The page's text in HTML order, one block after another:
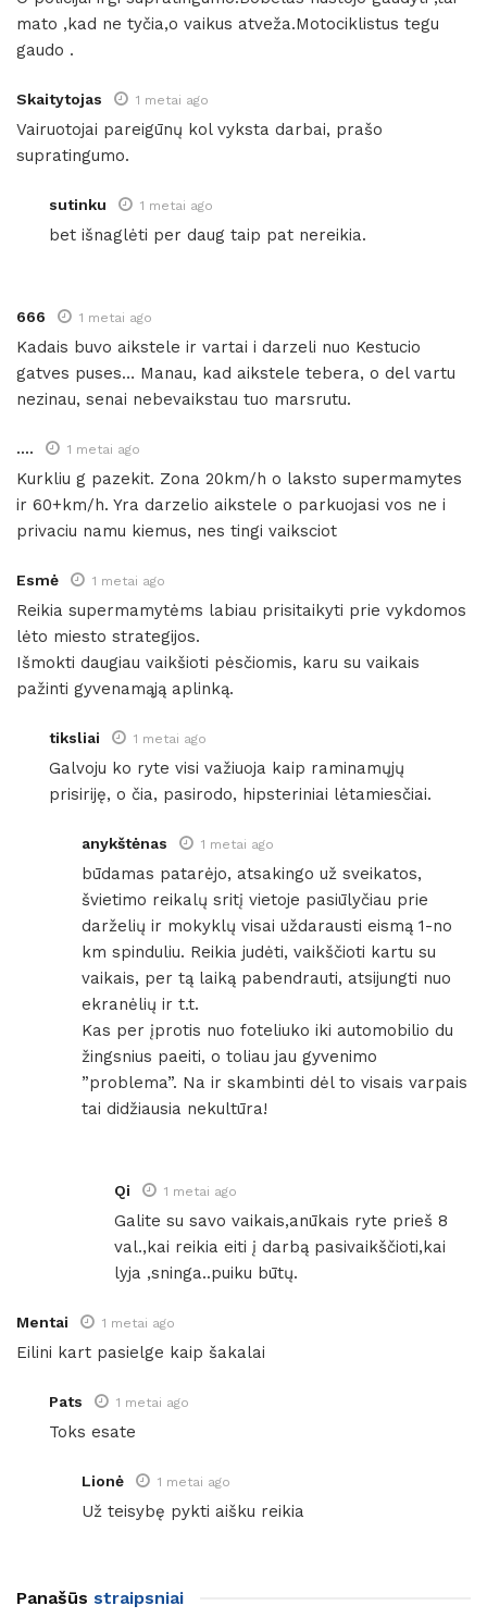
mato ,kad ne tyčia,o vaikus atveža.Motociklistus tegu
gaudo .
Skaitytojas 1 metai ago
Vairuotojai pareigūnų kol vyksta darbai, prašo
supratingumo.
sutinku 1 metai ago
bet išnaglėti per daug taip pat nereikia.
666 1 metai ago
Kadais buvo aikstele ir vartai i darzeli nuo Kestucio
gatves puses… Manau, kad aikstele tebera, o del vartu
nezinau, senai nebevaikstau tuo marsrutu.
.... 1 metai ago
Kurkliu g pazekit. Zona 20km/h o laksto supermamytes
ir 60+km/h. Yra darzelio aikstele o parkuojasi vos ne i
privaciu namu kiemus, nes tingi vaiksciot
Esmė 1 metai ago
Reikia supermamytėms labiau prisitaikyti prie vykdomos
lėto miesto strategijos.
Išmokti daugiau vaikšioti pėsčiomis, karu su vaikais
pažinti gyvenamąją aplinką.
tiksliai 1 metai ago
Galvoju ko ryte visi važiuoja kaip raminamųjų
prisiriję, o čia, pasirodo, hipsteriniai lėtamiesčiai.
anykštėnas 1 metai ago
būdamas patarėjo, atsakingo už sveikatos,
švietimo reikalų sritį vietoje pasiūlyčiau prie
darželių ir mokyklų visai uždarausti eismą 1-no
km spinduliu. Reikia judėti, vaikščioti kartu su
vaikais, per tą laiką pabendrauti, atsijungti nuo
ekranėlių ir t.t.
Kas per įprotis nuo foteliuko iki automobilio du
žingsnius paeiti, o toliau jau gyvenimo
”problema”. Na ir skambinti dėl to visais varpais
tai didžiausia nekultūra!
Qi 1 metai ago
Galite su savo vaikais,anūkais ryte prieš 8
val.,kai reikia eiti į darbą pasivaikščioti,kai
lyja ,sninga..puiku būtų.
Mentai 1 metai ago
Eilini kart pasielge kaip šakalai
Pats 1 metai ago
Toks esate
Lionė 1 metai ago
Už teisybę pykti aišku reikia
Panašūs straipsniai